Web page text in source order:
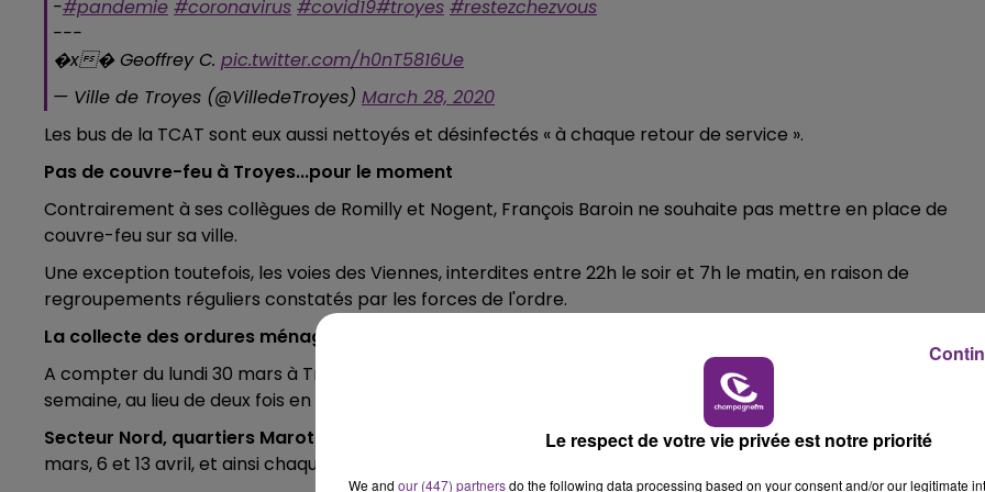
LE BEST OF DE LA FAMILLE
-#pandemie #coronavirus #covid19#troyes #restezchezvous
---
�x� Geoffrey C. pic.twitter.com/h0nT5816Ue
— Ville de Troyes (@VilledeTroyes) March 28, 2020
Les bus de la TCAT sont eux aussi nettoyés et désinfectés « à chaque retour de service ».
Pas de couvre-feu à Troyes...pour le moment
Contrairement à ses collègues de Romilly et Nogent, François Baroin ne souhaite pas mettre en place de
couvre-feu sur sa ville.
Une exception toutefois, les voies des Viennes, interdites entre 22h le soir et 7h le matin, en raison de
regroupements réguliers constatés par les forces de l'ordre.
La collecte des ordures ménagères réorganisée
A compter du lundi 30 mars à Troyes, la collecte des ordures ménagères ne sera plus assurée qu’une fois par
semaine, au lieu de deux fois en temps normal, sur les secteurs Nord et Sud, scindés chacun en deux zones.
Secteur Nord, quartiers Marots et Gambetta
(chaque lundi) : collecte des ordures ménagères les lundis 30
mars, 6 et 13 avril, et ainsi chaque semaine jusqu’à nouvel ordre.
Le respect de votre vie privée est notre priorité
We and our (447) partnersdo the following data processing based on your consent and/or our legitimate